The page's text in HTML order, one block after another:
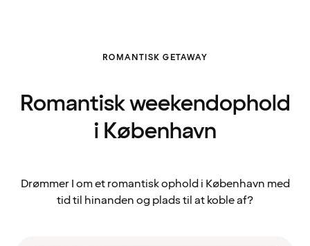
ROMANTISK GETAWAY
Romantisk weekendophold
i København
Drømmer I om et romantisk ophold i København med
tid til hinanden og plads til at koble af?